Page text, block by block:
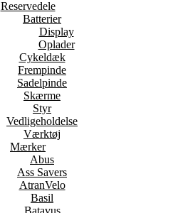
Reservedele
Batterier
Display
Oplader
Cykeldæk
Frempinde
Sadelpinde
Skærme
Styr
Vedligeholdelse
Værktøj
Mærker
Abus
Ass Savers
AtranVelo
Basil
Batavus